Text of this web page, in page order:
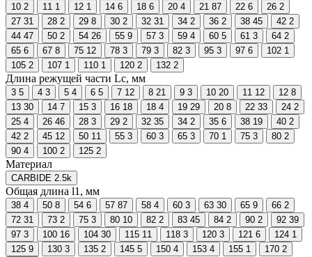
10 2 11 1 12 1 14 6 18 6 20 4 21 87 22 6 26 2
27 31 28 2 29 8 30 2 32 31 34 2 36 2 38 45 42 2
44 47 50 2 54 26 55 9 57 3 59 4 60 5 61 3 64 2
65 6 67 8 75 12 78 3 79 3 82 3 95 3 97 6 102 1
105 2 107 1 110 1 120 2 132 2
Длина режущей части Lc, мм
3 5 4 3 5 4 6 5 7 12 8 21 9 3 10 20 11 12 12 8
13 30 14 7 15 3 16 18 18 4 19 29 20 8 22 33 24 2
25 4 26 46 28 3 29 2 32 35 34 2 35 6 38 19 40 2
42 2 45 12 50 11 55 3 60 3 65 3 70 1 75 3 80 2
90 4 100 2 125 2
Материал
CARBIDE 2.5k
Общая длина l1, мм
38 4 50 8 54 6 57 87 58 4 60 3 63 30 65 9 66 2
72 31 73 2 75 3 80 10 82 2 83 45 84 2 90 2 92 39
97 3 100 16 104 30 115 11 118 3 120 3 121 6 124 1
125 9 130 3 135 2 145 5 150 4 153 4 155 1 170 2